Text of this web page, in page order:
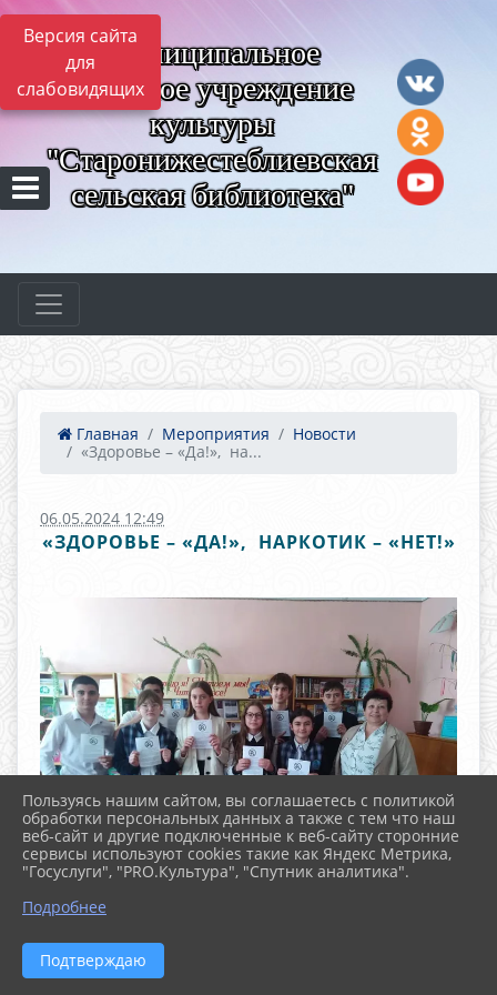
Версия сайта
для
слабовидящих
Муниципальное
казённое учреждение
культуры
"Старонижестеблиевская
сельская библиотека"
Главная Мероприятия
Новости
«Здоровье – «Да!», на...
06.05.2024 12:49
«ЗДОРОВЬЕ – «ДА!», НАРКОТИК – «НЕТ!»
Жизнь - это богатство, данное
каждому изначально, и очень хочется,
Пользуясь нашим сайтом, вы соглашаетесь с политикой
обработки персональных данных а также с тем что наш
веб-сайт и другие подключенные к веб-сайту сторонние
сервисы используют cookies такие как Яндекс Метрика,
"Госуслуги", "PRO.Культура", "Спутник аналитика".
Подробнее
Подтверждаю